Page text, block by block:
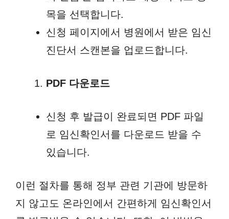
목을 선택합니다.
신청 페이지에서 병원에서 받은 임신
진단서 스캔본을 업로드합니다.
PDF 다운로드
신청 후 발급이 완료되면 PDF 파일
로 임신확인서를 다운로드 받을 수
있습니다.
이런 절차를 통해 정부 관련 기관에 방문하
지 않고도 온라인에서 간편하게 임신확인서